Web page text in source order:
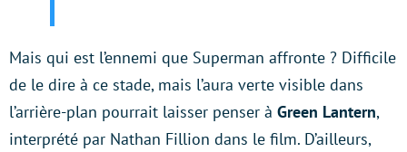
Mais qui est l’ennemi que Superman affronte ? Difficile
de le dire à ce stade, mais l’aura verte visible dans
l’arrière-plan pourrait laisser penser à Green Lantern,
interprété par Nathan Fillion dans le film. D’ailleurs,